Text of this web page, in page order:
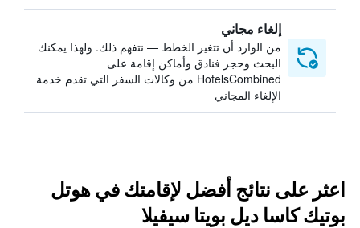
إلغاء مجاني
من الوارد أن تتغير الخطط — نتفهم ذلك. ولهذا يمكنك
البحث وحجز فنادق وأماكن إقامة على
HotelsCombined من وكالات السفر التي تقدم خدمة
الإلغاء المجاني
اعثر على نتائج أفضل لإقامتك في هوتل
بوتيك كاسا ديل بويتا سيفيلا